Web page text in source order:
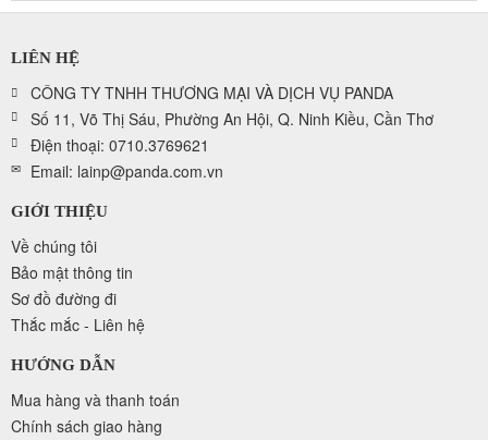
LIÊN HỆ
CÔNG TY TNHH THƯƠNG MẠI VÀ DỊCH VỤ PANDA
Số 11, Võ Thị Sáu, Phường An Hội, Q. Ninh Kiều, Cần Thơ
Điện thoại: 0710.3769621
Email: lainp@panda.com.vn
GIỚI THIỆU
Về chúng tôi
Bảo mật thông tin
Sơ đồ đường đi
Thắc mắc - Liên hệ
HƯỚNG DẪN
Mua hàng và thanh toán
Chính sách giao hàng